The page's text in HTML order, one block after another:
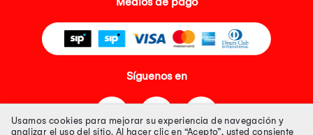
Síguenos en
Usamos cookies para mejorar su experiencia de navegación y
analizar el uso del sitio. Al hacer clic en “Acepto”, usted consiente